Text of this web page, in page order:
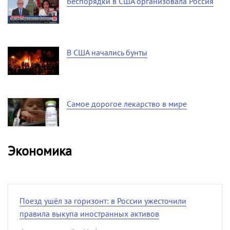
В США начались бунты
Самое дорогое лекарство в мире
Экономика
Поезд ушёл за горизонт: в России ужесточили
правила выкупа иностранных активов